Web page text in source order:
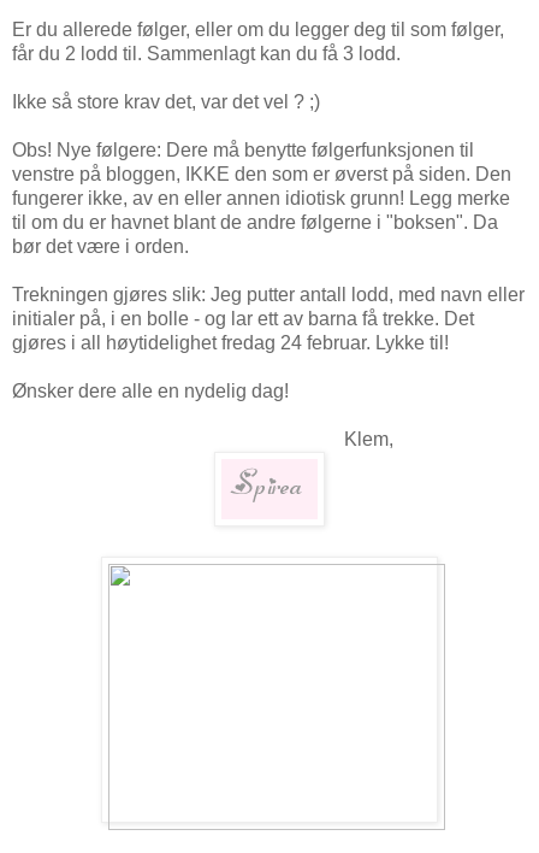
Er du allerede følger, eller om du legger deg til som følger,
får du 2 lodd til. Sammenlagt kan du få 3 lodd.
Ikke så store krav det, var det vel ? ;)
Obs! Nye følgere: Dere må benytte følgerfunksjonen til
venstre på bloggen, IKKE den som er øverst på siden. Den
fungerer ikke, av en eller annen idiotisk grunn! Legg merke
til om du er havnet blant de andre følgerne i "boksen". Da
bør det være i orden.
Trekningen gjøres slik: Jeg putter antall lodd, med navn eller
initialer på, i en bolle - og lar ett av barna få trekke. Det
gjøres i all høytidelighet fredag 24 februar. Lykke til!
Ønsker dere alle en nydelig dag!
Klem,